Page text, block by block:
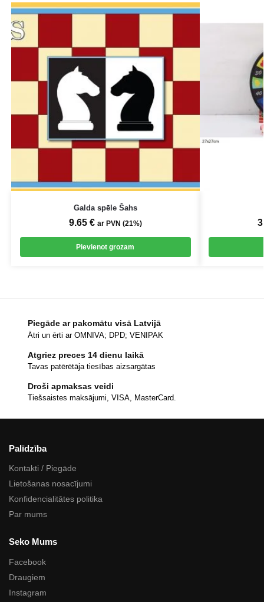
Galda spēle Šahs
9.65 € ar PVN (21%)
Pievienot grozam
Piegāde ar pakomātu visā Latvijā
Ātri un ērti ar OMNIVA; DPD; VENIPAK
Atgriez preces 14 dienu laikā
Tavas patērētāja tiesības aizsargātas
Droši apmaksas veidi
Tiešsaistes maksājumi, VISA, MasterCard.
Palīdzība
Kontakti / Piegāde
Lietošanas nosacījumi
Konfidencialitātes politika
Par mums
Seko Mums
Facebook
Draugiem
Instagram